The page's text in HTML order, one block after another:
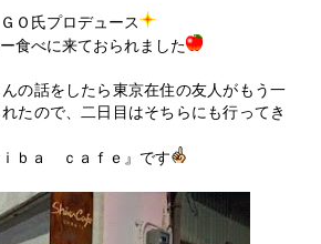
Ｏ氏プロデュース
食べに来ておられました
の話をしたら東京在住の友人がもう一
たので、二日目はそちらにも行ってき
ｂａ ｃａｆｅ』です